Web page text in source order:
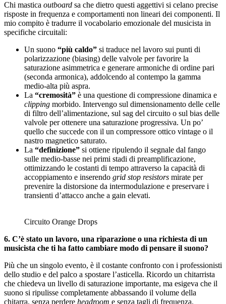
Chi mastica outboard sa che dietro questi aggettivi si celano precise
risposte in frequenza e comportamenti non lineari dei componenti. Il
mio compito è tradurre il vocabolario emozionale del musicista in
specifiche circuitali:
Un suono “più caldo” si traduce nel lavoro sui punti di
polarizzazione (biasing) delle valvole per favorire la
saturazione asimmetrica e generare armoniche di ordine pari
(seconda armonica), addolcendo al contempo la gamma
medio-alta più aspra.
La “cremosità” è una questione di compressione dinamica e
clipping morbido. Intervengo sul dimensionamento delle celle
di filtro dell’alimentazione, sul sag del circuito o sul bias delle
valvole per ottenere una saturazione progressiva. Un po’
quello che succede con il un compressore ottico vintage o il
nastro magnetico saturato.
La “definizione” si ottiene ripulendo il segnale dal fango
sulle medio-basse nei primi stadi di preamplificazione,
ottimizzando le costanti di tempo attraverso la capacità di
accoppiamento e inserendo grid stop resistors mirate per
prevenire la distorsione da intermodulazione e preservare i
transienti d’attacco anche a gain elevati.
Circuito Orange Drops
6. C’è stato un lavoro, una riparazione o una richiesta di un
musicista che ti ha fatto cambiare modo di pensare il suono?
Più che un singolo evento, è il costante confronto con i professionisti
dello studio e del palco a spostare l’asticella. Ricordo un chitarrista
che chiedeva un livello di saturazione importante, ma esigeva che il
suono si ripulisse completamente abbassando il volume della
chitarra, senza perdere headroom e senza tagli di frequenza.